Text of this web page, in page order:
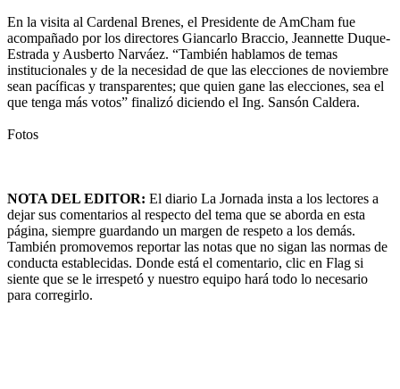
En la visita al Cardenal Brenes, el Presidente de AmCham fue
acompañado por los directores Giancarlo Braccio, Jeannette Duque-
Estrada y Ausberto Narváez. “También hablamos de temas
institucionales y de la necesidad de que las elecciones de noviembre
sean pacíficas y transparentes; que quien gane las elecciones, sea el
que tenga más votos” finalizó diciendo el Ing. Sansón Caldera.
Fotos
NOTA DEL EDITOR: El diario La Jornada insta a los lectores a
dejar sus comentarios al respecto del tema que se aborda en esta
página, siempre guardando un margen de respeto a los demás.
También promovemos reportar las notas que no sigan las normas de
conducta establecidas. Donde está el comentario, clic en Flag si
siente que se le irrespetó y nuestro equipo hará todo lo necesario
para corregirlo.